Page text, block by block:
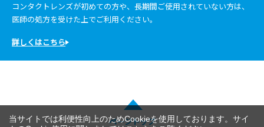
コンタクトレンズが初めての方や、長期間ご使用されていない方は、
医師の処方を受けた上でご利用ください。
詳しくはこちら
ページトップ
当サイトでは利便性向上のためCookieを使用しております。サイ